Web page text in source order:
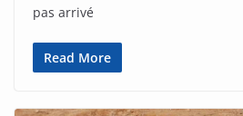
pas arrivé
Read More